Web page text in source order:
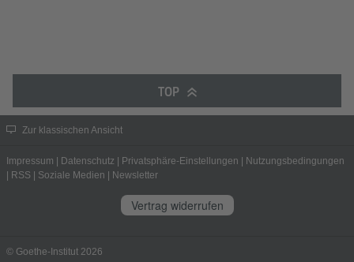
TOP
Zur klassischen Ansicht
Impressum | Datenschutz | Privatsphäre-Einstellungen | Nutzungsbedingungen
| RSS | Soziale Medien | Newsletter
Vertrag widerrufen
© Goethe-Institut 2026